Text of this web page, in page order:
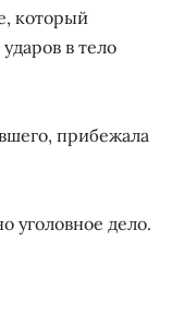
который
в тело
прибежала
уголовное дело.